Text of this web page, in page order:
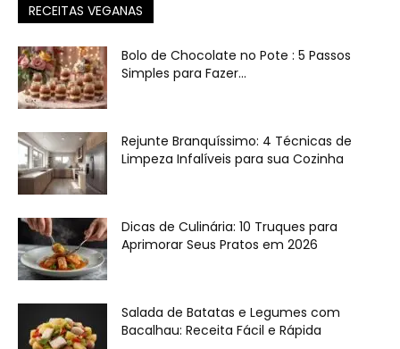
RECEITAS VEGANAS
Bolo de Chocolate no Pote : 5 Passos
Simples para Fazer...
Rejunte Branquíssimo: 4 Técnicas de
Limpeza Infalíveis para sua Cozinha
Dicas de Culinária: 10 Truques para
Aprimorar Seus Pratos em 2026
Salada de Batatas e Legumes com
Bacalhau: Receita Fácil e Rápida